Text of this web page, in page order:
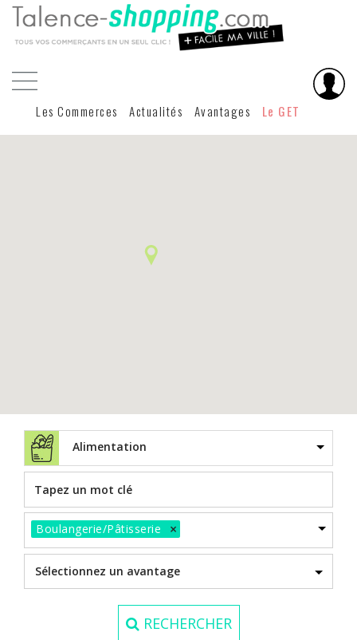
Les Commerces Actualités Avantages Le GET
Alimentation
Boulangerie/Pâtisserie ×
RECHERCHER